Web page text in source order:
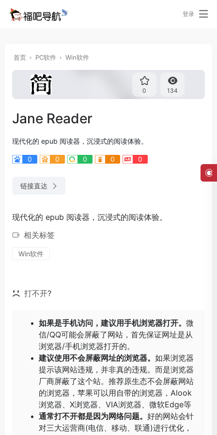
登录
首页 PC软件 Win软件
0 134
Jane Reader
现代化的 epub 阅读器，沉浸式的阅读体验。
0 0 0 0 0
链接直达
现代化的 epub 阅读器，沉浸式的阅读体验。
相关标签
Win软件
打不开?
如果是手机访问，建议用手机浏览器打开。 微
信/QQ可能会屏蔽了网站，首先保证网址是从
浏览器/手机浏览器打开的。
建议使用不会屏蔽网址的浏览器。 如果浏览器
提示该网站违规，并非真的违规。而是浏览器
厂商屏蔽了这个站。推荐原生态不会屏蔽网站
的浏览器，苹果可以用自带的浏览器， Alook
浏览器
X浏览器 VIA浏览器 微软Edge等
通常打不开都是因为网络问题。 好的网站会针
对三大运营商(电信、移动、联通)进行优化，